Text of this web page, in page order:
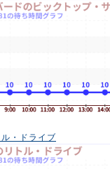
・ドライブ